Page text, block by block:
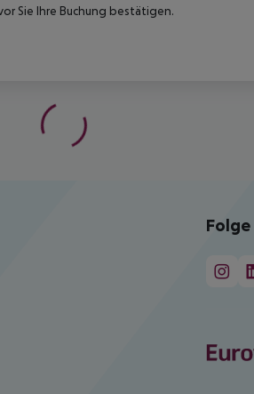
Sie Ihre Buchung bestätigen.
Folge